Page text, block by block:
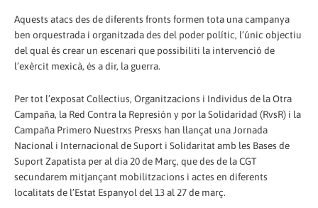
Aquests atacs des de diferents fronts formen tota una campanya
ben orquestrada i organitzada des del poder polític, l’únic objectiu
del qual és crear un escenari que possibiliti la intervenció de
l’exèrcit mexicà, és a dir, la guerra.
Per tot l’exposat Col·lectius, Organitzacions i Individus de la Otra
Campaña, la Red Contra la Represión y por la Solidaridad (RvsR) i la
Campaña Primero Nuestrxs Presxs han llançat una Jornada
Nacional i Internacional de Suport i Solidaritat amb les Bases de
Suport Zapatista per al dia 20 de Març, que des de la CGT
secundarem mitjançant mobilitzacions i actes en diferents
localitats de l’Estat Espanyol del 13 al 27 de març.